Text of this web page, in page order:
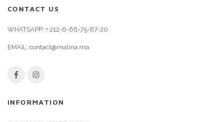
CONTACT US
WHATSAPP: + 212-6-66-75-87-20
EMAIL: contact@malina.ma
INFORMATION